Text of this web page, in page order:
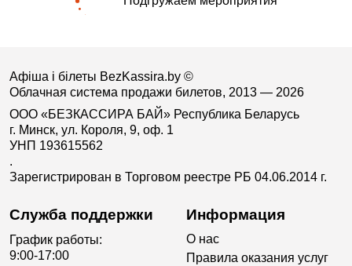
Афіша і білеты BezKassira.by ©
Облачная система продажи билетов, 2013 — 2026
ООО «БЕЗКАССИРА БАЙ» Республика Беларусь
г. Минск, ул. Короля, 9, оф. 1
УНП 193615562
.
Зарегистрирован в Торговом реестре РБ 04.06.2014 г.
Служба поддержки
График работы:
9:00-17:00
Информация
О нас
Правила оказания услуг